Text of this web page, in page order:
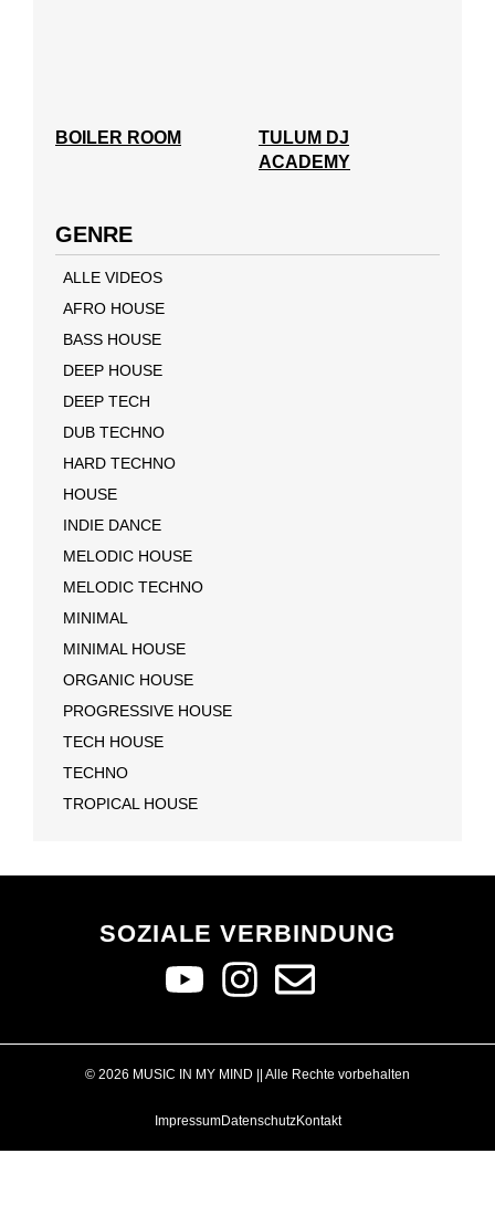
BOILER ROOM
TULUM DJ
ACADEMY
GENRE
ALLE VIDEOS
AFRO HOUSE
BASS HOUSE
DEEP HOUSE
DEEP TECH
DUB TECHNO
HARD TECHNO
HOUSE
INDIE DANCE
MELODIC HOUSE
MELODIC TECHNO
MINIMAL
MINIMAL HOUSE
ORGANIC HOUSE
PROGRESSIVE HOUSE
TECH HOUSE
TECHNO
TROPICAL HOUSE
SOZIALE VERBINDUNG
© 2026 MUSIC IN MY MIND || Alle Rechte vorbehalten
ImpressumDatenschutzKontakt